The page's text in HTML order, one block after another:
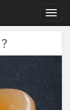
T
o
g
l